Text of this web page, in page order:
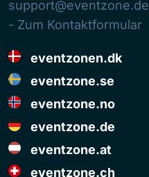
support@eventzone.de
- Zum Kontaktformular
eventzonen.dk
eventzone.se
eventzone.no
eventzone.de
eventzone.at
eventzone.ch